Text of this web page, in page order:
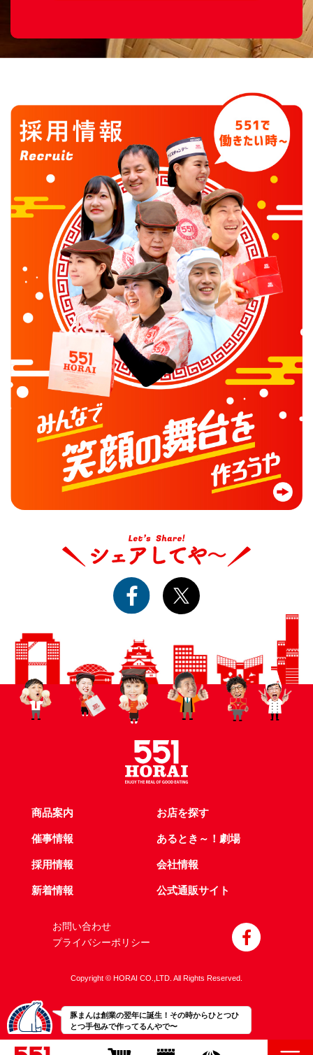
豚まんは創業の翌年に誕生！その時からひとつひ
とつ手包みで作ってるんやで〜
商品案内 お店を探す
催事情報 あるとき～！劇場
採用情報 会社情報
新着情報 公式通販サイト
お問い合わせ
プライバシーポリシー
Copyright © HORAI CO.,LTD. All Rights Reserved.